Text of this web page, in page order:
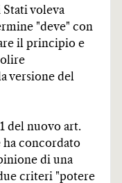
voleva
"deve" con
il principio e
versione del
del nuovo art.
ha concordato
di una
criteri "potere